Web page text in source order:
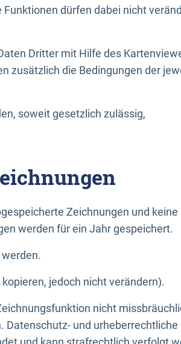
dürfen dabei nicht
Dritter mit Hilfe des
zusätzlich die Bedingungen der
soweit gesetzlich zulässig,
Zeichnungen und keine
werden für ein Jahr gespeichert.
jedoch nicht verändern).
nicht
Datenschutz- und urheberrechtliche